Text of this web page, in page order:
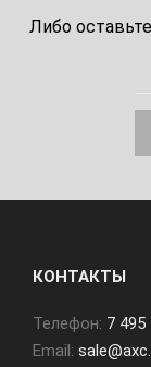
Либо
КОНТАКТЫ
Телефон: 7 495
Email: